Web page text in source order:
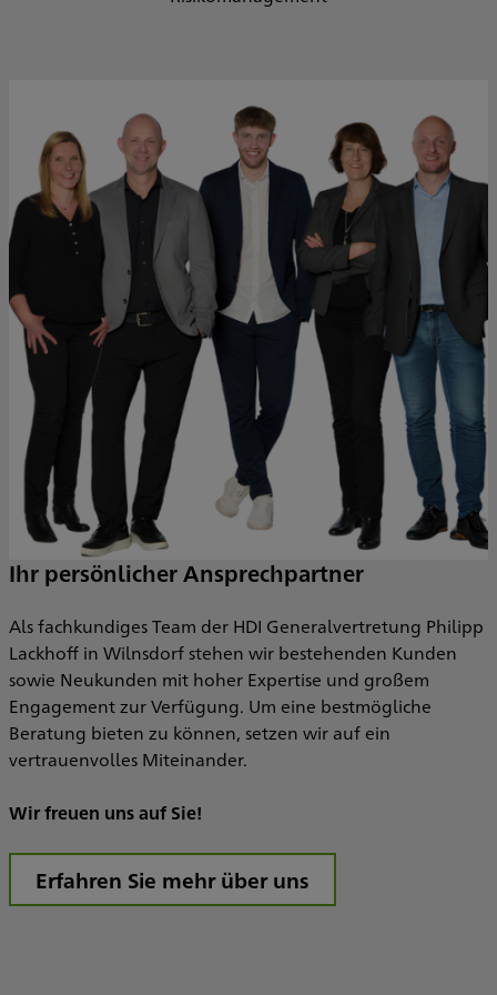
Ihr persönlicher Ansprechpartner
Als fachkundiges Team der HDI Generalvertretung Philipp
Lackhoff in Wilnsdorf stehen wir bestehenden Kunden
sowie Neukunden mit hoher Expertise und großem
Engagement zur Verfügung. Um eine bestmögliche
Beratung bieten zu können, setzen wir auf ein
vertrauenvolles Miteinander.
Wir freuen uns auf Sie!
Erfahren Sie mehr über uns